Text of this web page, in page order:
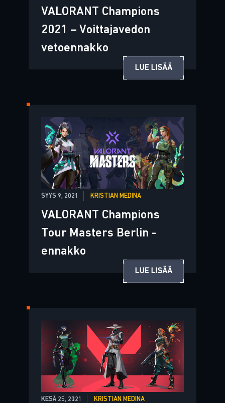
VALORANT Champions
2021 – Voittajavedon
vetoennakko
LUE LISÄÄ
SYYS 9, 2021 KRISTIAN MEDINA
VALORANT Champions
Tour Masters Berlin -
ennakko
LUE LISÄÄ
KESÄ 25, 2021 KRISTIAN MEDINA